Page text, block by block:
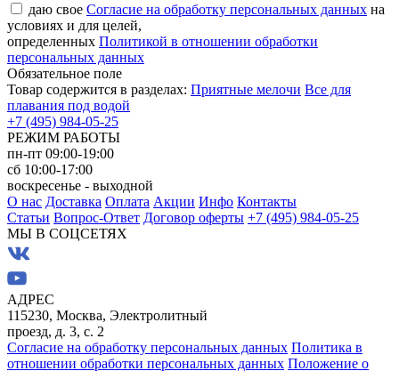
даю свое Согласие на обработку персональных данных на
условиях и для целей,
определенных Политикой в отношении обработки
персональных данных
Обязательное поле
Товар содержится в разделах: Приятные мелочи Все для
плавания под водой
+7 (495) 984-05-25
РЕЖИМ РАБОТЫ
пн-пт 09:00-19:00
сб 10:00-17:00
воскресенье - выходной
О нас Доставка Оплата Акции Инфо Контакты
Статьи Вопрос-Ответ Договор оферты +7 (495) 984-05-25
МЫ В СОЦСЕТЯХ
АДРЕС
115230, Москва, Электролитный
проезд, д. 3, с. 2
Согласие на обработку персональных данных Политика в
отношении обработки персональных данных Положение о